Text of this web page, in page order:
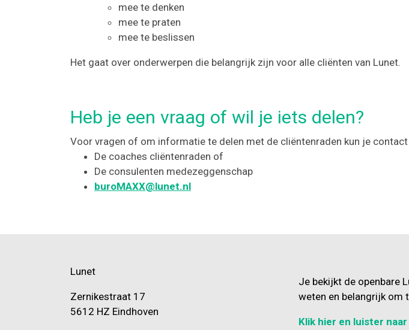
mee te denken
mee te praten
mee te beslissen
Het gaat over onderwerpen die belangrijk zijn voor alle cliënten van Lunet.
Heb je een vraag of wil je iets delen?
Voor vragen of om informatie te delen met de cliëntenraden kun je
De coaches cliëntenraden of
De consulenten medezeggenschap
buroMAXX@lunet.nl
Lunet
Zernikestraat 17
5612 HZ Eindhoven
Je bekijkt de openbare
weten en belangrijk om
Klik hier en luister